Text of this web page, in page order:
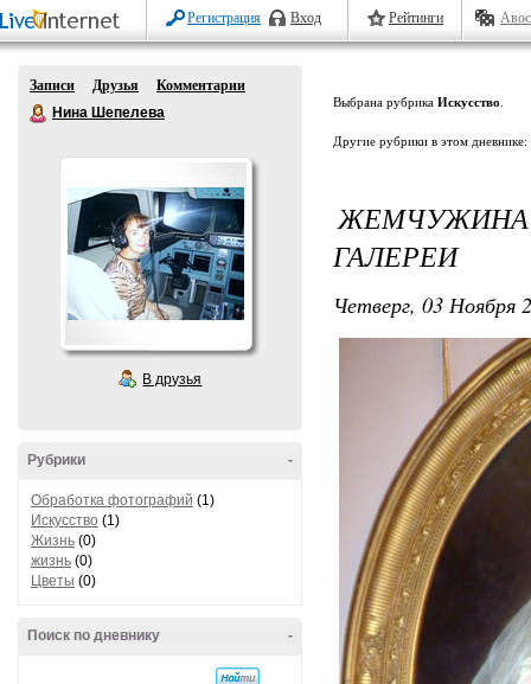
Регистрация Вход Рейтинги
Записи Друзья
Комментарии
Нина Шепелева
В друзья
-
Рубрики
Обработка фотографий (1)
Искусство (1)
Жизнь (0)
жизнь (0)
Цветы (0)
-
Поиск по дневнику
Выбрана рубрика Искусство
Другие рубрики в этом дневнике:
ГАЛЕРЕИ
Четверг, 03 Ноября